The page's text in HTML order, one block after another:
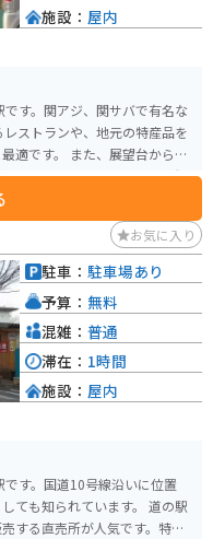
す。関アジ、関サバで有名な
展望台から
できます。バイクで訪れる際
グの休憩スポットとしてもお
施設： 屋内
お気に入り
す。国道10号線沿いに位置
知られています。 道の駅
する直売所が人気です。特
駐車： 駐車場あり
予算： 無料
混雑： 普通
滞在： 1時間
施設： 屋内